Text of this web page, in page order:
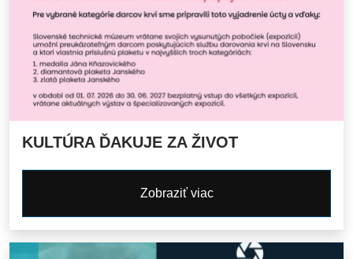
KULTÚRA ĎAKUJE ZA ŽIVOT
Zobraziť viac